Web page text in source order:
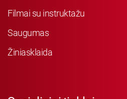
Filmai su instruktažu
Saugumas
Žiniasklaida